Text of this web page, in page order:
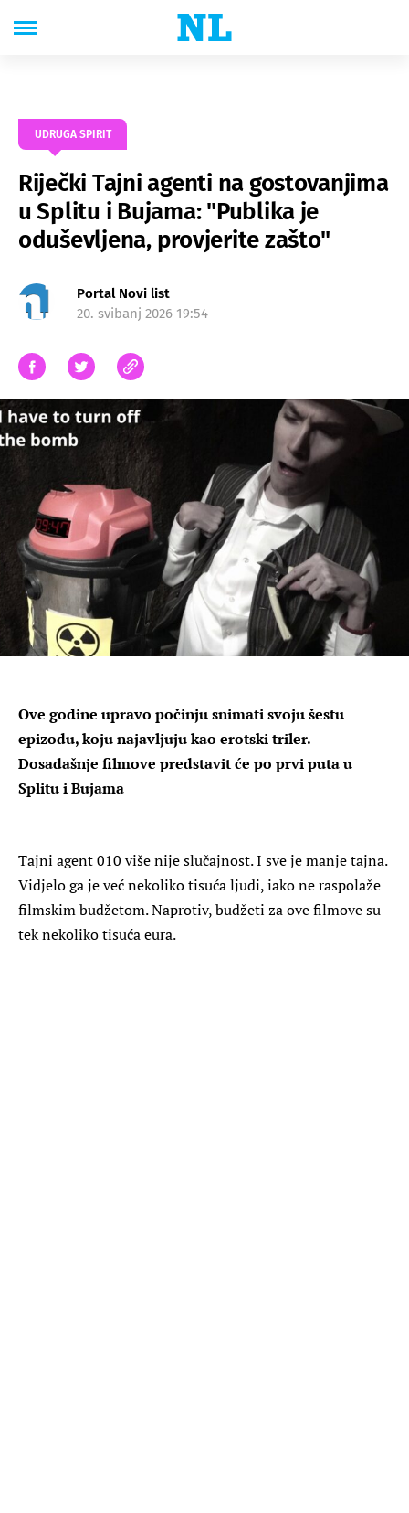
UDRUGA SPIRIT
Riječki Tajni agenti na gostovanjima
u Splitu i Bujama: "Publika je
oduševljena, provjerite zašto"
Portal Novi list
20. svibanj 2026 19:54
Ove godine upravo počinju snimati svoju šestu
epizodu, koju najavljuju kao erotski triler.
Dosadašnje filmove predstavit će po prvi puta u
Splitu i Bujama
Tajni agent 010 više nije slučajnost. I sve je manje tajna.
Vidjelo ga je već nekoliko tisuća ljudi, iako ne raspolaže
filmskim budžetom. Naprotiv, budžeti za ove filmove su
tek nekoliko tisuća eura.